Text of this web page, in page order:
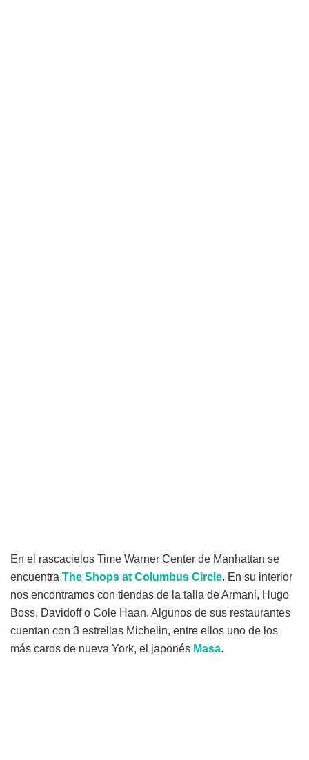
En el rascacielos Time Warner Center de Manhattan se
encuentra The Shops at Columbus Circle. En su interior
nos encontramos con tiendas de la talla de Armani, Hugo
Boss, Davidoff o Cole Haan. Algunos de sus restaurantes
cuentan con 3 estrellas Michelin, entre ellos uno de los
más caros de nueva York, el japonés Masa.